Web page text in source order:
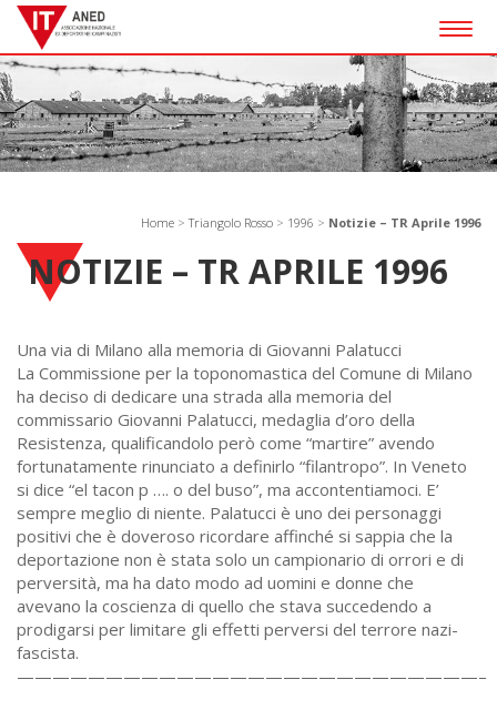
Home >Triangolo Rosso > 1996 > Notizie – TR Aprile 1996
NOTIZIE – TR APRILE 1996
Una via di Milano alla memoria di Giovanni Palatucci
La Commissione per la toponomastica del Comune di Milano
ha deciso di dedicare una strada alla memoria del
commissario Giovanni Palatucci, medaglia d’oro della
Resistenza, qualificandolo però come “martire” avendo
fortunatamente rinunciato a definirlo “filantropo”. In Veneto
si dice “el tacon p …. o del buso”, ma accontentiamoci. E’
sempre meglio di niente. Palatucci è uno dei personaggi
positivi che è doveroso ricordare affinché si sappia che la
deportazione non è stata solo un campionario di orrori e di
perversità, ma ha dato modo ad uomini e donne che
avevano la coscienza di quello che stava succedendo a
prodigarsi per limitare gli effetti perversi del terrore nazi-
fascista.
——————————————————————————–